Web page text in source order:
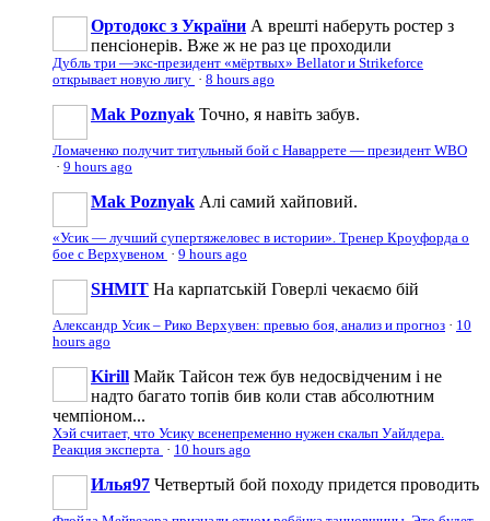
Ортодокс з України А врешті наберуть ростер з
пенсіонерів. Вже ж не раз це проходили
Дубль три —экс-президент «мёртвых» Bellator и Strikeforce
открывает новую лигу · 8 hours ago
Mak Poznyak Точно, я навіть забув.
Ломаченко получит титульный бой с Наваррете — президент WBO
· 9 hours ago
Mak Poznyak Алі самий хайповий.
«Усик — лучший супертяжеловес в истории». Тренер Кроуфорда о
бое с Верхувеном · 9 hours ago
SHMIT На карпатській Говерлі чекаємо бій
Александр Усик – Рико Верхувен: превью боя, анализ и прогноз · 10
hours ago
Kirill Майк Тайсон теж був недосвідченим і не
надто багато топів бив коли став абсолютним
чемпіоном...
Хэй считает, что Усику всенепременно нужен скальп Уайлдера.
Реакция эксперта · 10 hours ago
Илья97 Четвертый бой походу придется проводить